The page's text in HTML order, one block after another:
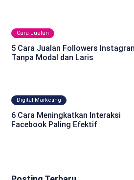
Cara Jualan
5 Cara Jualan Followers
Tanpa Modal dan Laris
Digital Marketing
6 Cara Meningkatkan Interaksi
Facebook Paling Efektif